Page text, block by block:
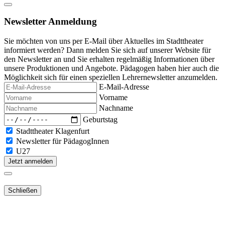
Newsletter Anmeldung
Sie möchten von uns per E-Mail über Aktuelles im Stadttheater
informiert werden? Dann melden Sie sich auf unserer Website für
den Newsletter an und Sie erhalten regelmäßig Informationen über
unsere Produktionen und Angebote. Pädagogen haben hier auch die
Möglichkeit sich für einen speziellen Lehrernewsletter anzumelden.
E-Mail-Adresse
Vorname
Nachname
Geburtstag
Stadttheater Klagenfurt
Newsletter für PädagogInnen
U27
Jetzt anmelden
Schließen